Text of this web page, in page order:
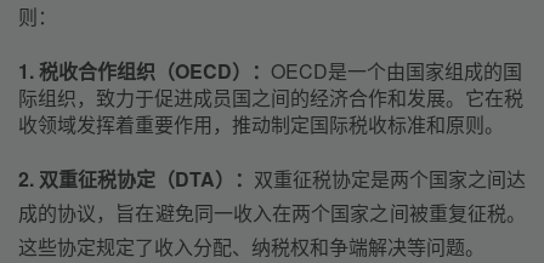
则：
1. 税收合作组织（OECD）： OECD是一个由国家组成的国
际组织，致力于促进成员国之间的经济合作和发展。它在税
收领域发挥着重要作用，推动制定国际税收标准和原则。
2. 双重征税协定（DTA）： 双重征税协定是两个国家之间达
成的协议，旨在避免同一收入在两个国家之间被重复征税。
这些协定规定了收入分配、纳税权和争端解决等问题。